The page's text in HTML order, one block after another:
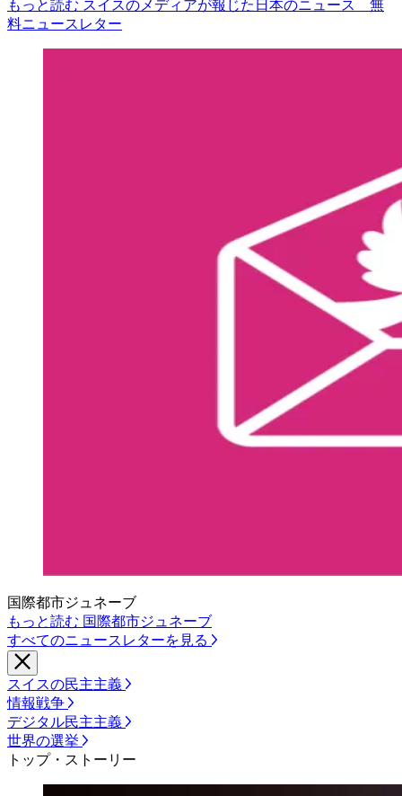
もっと読む スイスのメディアが報じた日本のニュース 無
料ニュースレター
国際都市ジュネーブ
もっと読む 国際都市ジュネーブ
すべてのニュースレターを見る
スイスの民主主義
情報戦争
デジタル民主主義
世界の選挙
トップ・ストーリー